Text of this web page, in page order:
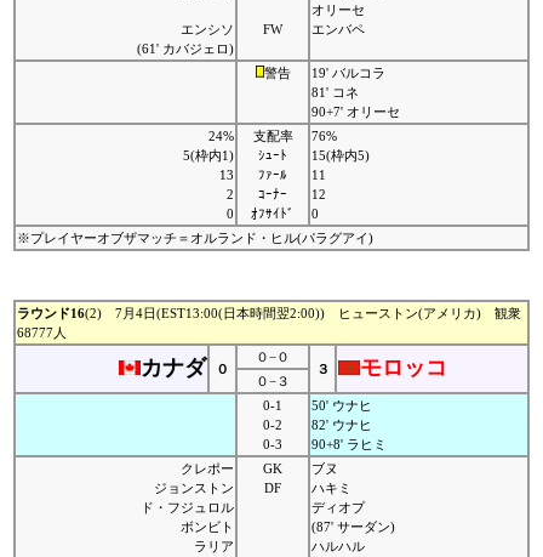
エンシソ
(61' カバジェロ)
FW
オリーセ
エンバペ
警告
19' バルコラ
81' コネ
90+7' オリーセ
24%
5(枠内1)
13
2
0
支配率
ｼｭｰﾄ
ﾌｧｰﾙ
ｺｰﾅｰ
ｵﾌｻｲﾄﾞ
76%
15(枠内5)
11
12
0
※プレイヤーオブザマッチ＝オルランド・ヒル(パラグアイ)
ラウンド16(2) 7月4日(EST13:00(日本時間翌2:00)) ヒューストン(アメリカ) 観衆
68777人
カナダ ０
０−０
３
モロッコ
０−３
0-1
0-2
0-3
50' ウナヒ
82' ウナヒ
90+8' ラヒミ
クレポー
ジョンストン
ド・フジュロル
ボンビト
ラリア
GK
DF
ブヌ
ハキミ
ディオプ
(87' サーダン)
ハルハル